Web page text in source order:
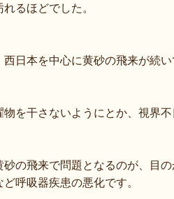
るほどでした。
西日本を中心に黄砂の飛来が続い
物を干さないようにとか、視界
砂の飛来で問題となるのが、目
ど呼吸器疾患の悪化です。